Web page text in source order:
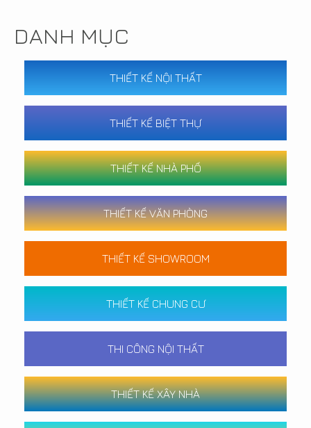
DANH MỤC
THIẾT KẾ NỘI THẤT
THIẾT KẾ BIỆT THỰ
THIẾT KẾ NHÀ PHỐ
THIẾT KẾ VĂN PHÒNG
THIẾT KẾ SHOWROOM
THIẾT KẾ CHUNG CƯ
THI CÔNG NỘI THẤT
THIẾT KẾ XÂY NHÀ